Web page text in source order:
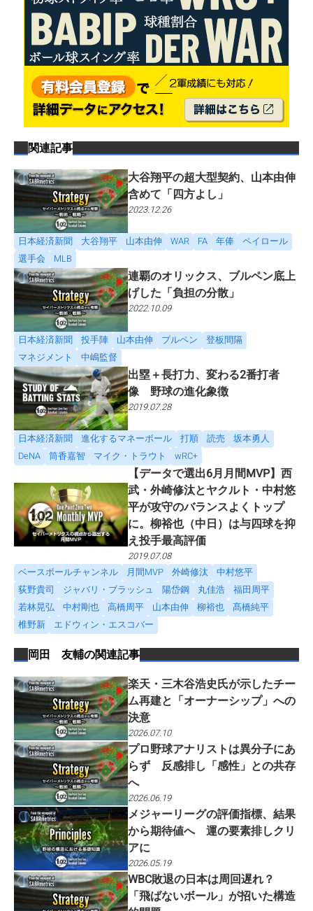
関連記事
大谷翔平の超大型契約、山本由伸
含めて「四方よし」
2023.12.26
日本経済新聞 大谷翔平 山本由伸 WAR FA 年俸
ペイロール
選手会
MLB
連覇のオリックス、ブルペン底上
げした「負担の分散」
2022.10.09
日本経済新聞 投手陣 山本由伸 ブルペン
登板間隔
マネジメント
中嶋監督
出塁＋長打力、変わる2番打者
像 野球の進化象徴
2019.07.28
日本経済新聞 進化するマネーボール 打順 読売
坂本勇人
DeNA
筒香嘉智 マイク・トラウト wRC+
【データで選出6月月間MVP】西
武・外崎修汰とヤクルト・中村悠
平が攻守のバランスよくトップ
に。柳裕也（中日）は与四球を抑
え投手最高評価
2019.07.08
ベースボールチャンネル
月間MVP 外崎修汰
中村悠平
荻野貴司
ジャバリ・ブラッシュ 陽岱鋼 丸佳浩
福田周平
若林晃弘
中村剛也 高橋周平 山本由伸 柳裕也
髙橋純平
椎野新
エドウィン・エスコバー
岡田 友輔の関連記事
楽天・三木谷浩史氏が示したチー
ム再建と「オーナーシップ」への
決意
2026.07.10
プロ野球アナリストは異分子にあ
らず 反感排し「感性」との共存
へ
2026.06.19
メジャーリーグの評価指標、結果
から期待値へ 運の要素排しクリ
アに
2026.05.19
WBC敗退の日本は周回遅れ？
「飛ばないボール」が招いた構造